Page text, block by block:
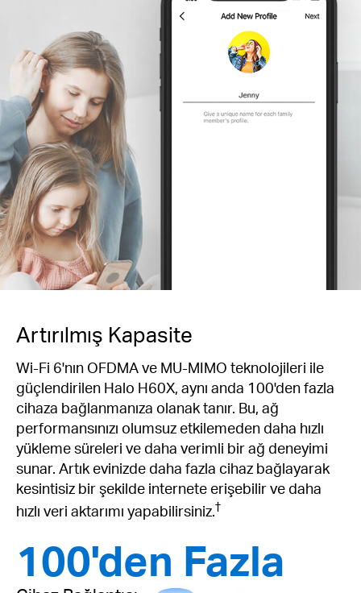
Artırılmış Kapasite
Wi-Fi 6'nın OFDMA ve MU-MIMO teknolojileri ile
güçlendirilen Halo H60X, aynı anda 100'den fazla
cihaza bağlanmanıza olanak tanır. Bu, ağ
performansınızı olumsuz etkilemeden daha hızlı
yükleme süreleri ve daha verimli bir ağ deneyimi
sunar. Artık evinizde daha fazla cihaz bağlayarak
kesintisiz bir şekilde internete erişebilir ve daha
hızlı veri aktarımı yapabilirsiniz.†
100'den Fazla